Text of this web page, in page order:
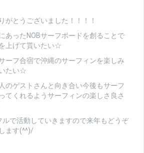
がとうございました！！！！
あったNOBサーフボードを創ることで
上げて貰いたい☆
ーフ合宿で沖縄のサーフィンを楽しみ
たい☆
のゲストさんと向き合い今後もサーフ
てくれるようサーフィンの楽しさ良さ
ルで活動していきますので来年もどうぞ
ます(^^)/